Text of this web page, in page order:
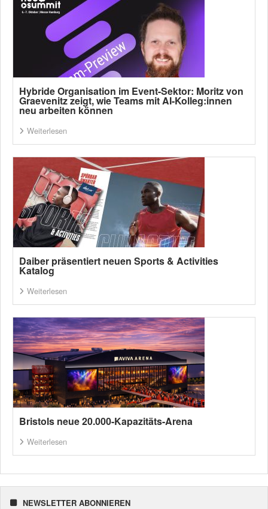
Hybride Organisation im Event-Sektor: Moritz von
Graevenitz zeigt, wie Teams mit AI-Kolleg:innen
neu arbeiten können
Weiterlesen
Daiber präsentiert neuen Sports & Activities
Katalog
Weiterlesen
Bristols neue 20.000-Kapazitäts-Arena
Weiterlesen
NEWSLETTER ABONNIEREN